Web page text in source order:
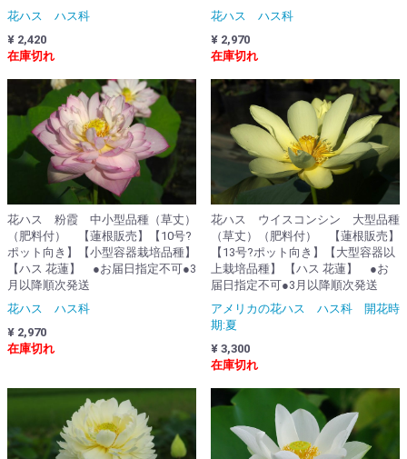
花ハス ハス科
¥ 2,420
在庫切れ
花ハス ハス科
¥ 2,970
在庫切れ
花ハス 粉霞 中小型品種（草丈）
（肥料付） 【蓮根販売】【10号?
ポット向き】【小型容器栽培品種】
【ハス 花蓮】 ●お届日指定不可●3
月以降順次発送
花ハス ハス科
¥ 2,970
在庫切れ
花ハス ウイスコンシン 大型品種
（草丈）（肥料付） 【蓮根販売】
【13号?ポット向き】【大型容器以
上栽培品種】 【ハス 花蓮】 ●お
届日指定不可●3月以降順次発送
アメリカの花ハス ハス科 開花時
期:夏
¥ 3,300
在庫切れ